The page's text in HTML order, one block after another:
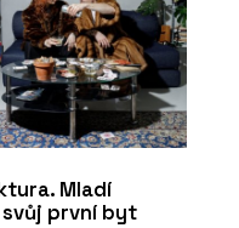
Mladí
první byt